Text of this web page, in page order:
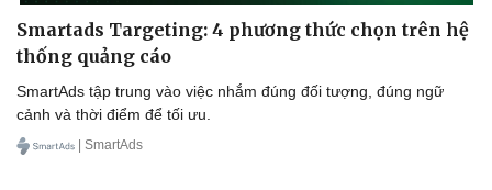
Smartads Targeting: 4 phương thức chọn trên hệ
thống quảng cáo
SmartAds tập trung vào việc nhắm đúng đối tượng, đúng ngữ
cảnh và thời điểm để tối ưu.
| SmartAds